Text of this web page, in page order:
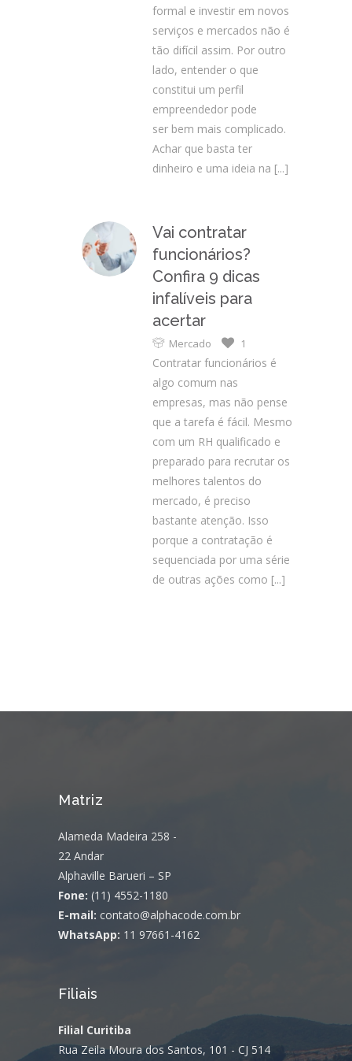
formal e investir em novos
serviços e mercados não é
tão difícil assim. Por outro
lado, entender o que
constitui um perfil
empreendedor pode
ser bem mais complicado.
Achar que basta ter
dinheiro e uma ideia na [...]
Vai contratar
funcionários?
Confira 9 dicas
infalíveis para
acertar
Mercado 1
Contratar funcionários é
algo comum nas
empresas, mas não pense
que a tarefa é fácil. Mesmo
com um RH qualificado e
preparado para recrutar os
melhores talentos do
mercado, é preciso
bastante atenção. Isso
porque a contratação é
sequenciada por uma série
de outras ações como [...]
Matriz
Alameda Madeira 258 -
22 Andar
Alphaville Barueri – SP
Fone: (11) 4552-1180
E-mail: contato@alphacode.com.br
WhatsApp: 11 97661-4162
Filiais
Filial Curitiba
Rua Zeila Moura dos Santos, 101 - CJ 514